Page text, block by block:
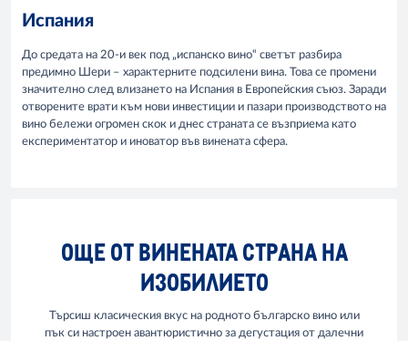
Испания
До средата на 20-и век под „испанско вино“ светът разбира
предимно Шери – характерните подсилени вина. Това се промени
значително след влизането на Испания в Европейския съюз. Заради
отворените врати към нови инвестиции и пазари производството на
вино бележи огромен скок и днес страната се възприема като
експериментатор и иноватор във винената сфера.
ОЩЕ ОТ ВИНЕНАТА СТРАНА НА
ИЗОБИЛИЕТО
Търсиш класическия вкус на родното българско вино или
пък си настроен авантюристично за дегустация от далечни